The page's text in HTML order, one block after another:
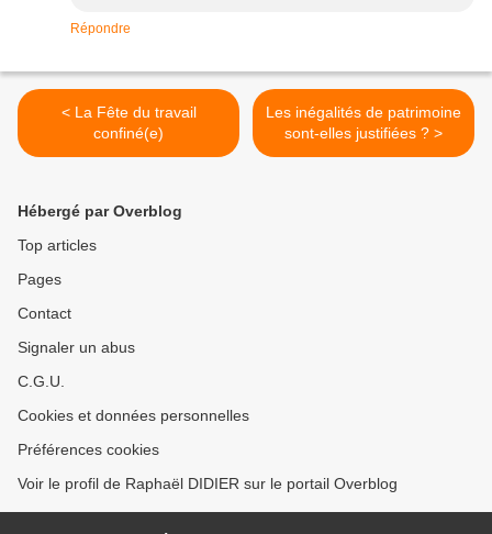
Répondre
< La Fête du travail
confiné(e)
Les inégalités de patrimoine
sont-elles justifiées ? >
Hébergé par Overblog
Top articles
Pages
Contact
Signaler un abus
C.G.U.
Cookies et données personnelles
Préférences cookies
Voir le profil de Raphaël DIDIER sur le portail Overblog